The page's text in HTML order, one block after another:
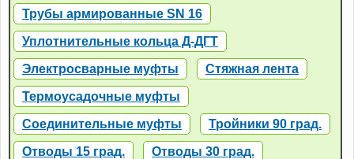
Трубы армированные SN 16
Уплотнительные кольца Д-ДГТ
Электросварные муфты Стяжная лента
Термоусадочные муфты
Соединительные муфты Тройники 90 град.
Отводы 15 град. Отводы 30 град.